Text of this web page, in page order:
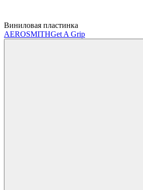
Виниловая пластинка
AEROSMITHGet A Grip